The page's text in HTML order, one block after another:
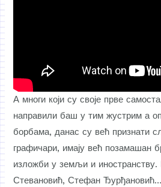
А многи који су своје прве
направили баш у тим жустрим а
борбама, данас су већ признати
графичари, имају већ позамашан
изложби у земљи и
Стевановић, Стефан Ђурђановић…